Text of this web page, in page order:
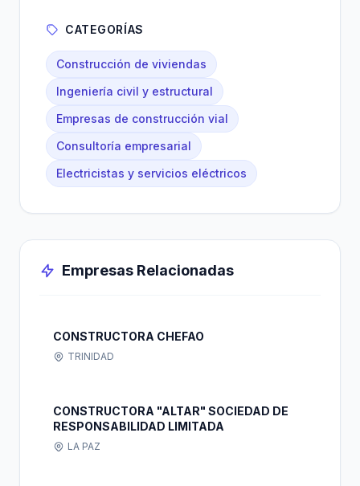
CATEGORÍAS
Construcción de viviendas
Ingeniería civil y estructural
Empresas de construcción vial
Consultoría empresarial
Electricistas y servicios eléctricos
Empresas Relacionadas
CONSTRUCTORA CHEFAO
TRINIDAD
CONSTRUCTORA "ALTAR" SOCIEDAD DE
RESPONSABILIDAD LIMITADA
LA PAZ